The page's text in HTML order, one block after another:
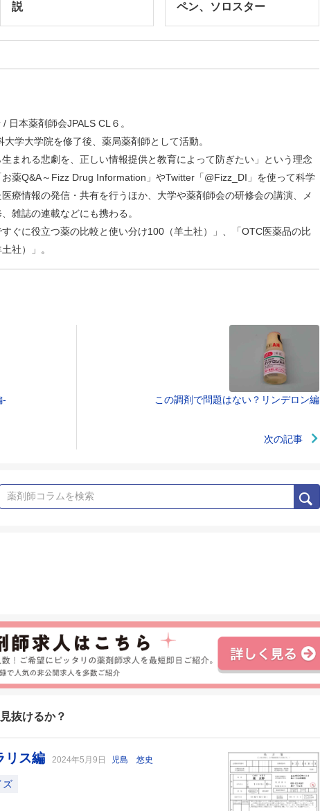
説
ペン、ソロスター
日本薬剤師会JPALS CL６。
学大学院を修了後、薬局薬剤師として活動。
生まれる悲劇を、正しい情報提供と教育によって防ぎたい」という理念
薬Q&A～Fizz Drug Information」やTwitter「@Fizz_DI」を使って科学
療情報の発信・共有を行うほか、大学や薬剤師会の研修会の講演、メ
雑誌の連載などにも携わる。
ぐに役立つ薬の比較と使い分け100（羊土社）」、「OTC医薬品の比
社）」。
- この調剤で問題はない？リンデロン編
次の記事
抜けるか？
リス編 2024年5月9日 児島 悠史
ズ